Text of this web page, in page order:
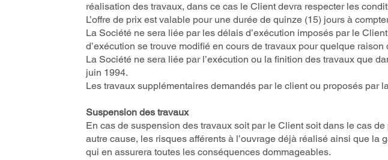
réalisation des travaux, dans ce cas le Client devra respecter les
L’offre de prix est valable pour une durée de quinze (15) jours à
La Société ne sera liée par les délais d’exécution imposés par le
d’exécution se trouve modifié en cours de travaux pour quelque raison
La Société ne sera liée par l’exécution ou la finition des travaux que
juin 1994.
Les travaux supplémentaires demandés par le client ou proposés par
Suspension des travaux
En cas de suspension des travaux soit par le Client soit dans le cas
autre cause, les risques afférents à l’ouvrage déjà réalisé ainsi que
qui en assurera toutes les conséquences dommageables.